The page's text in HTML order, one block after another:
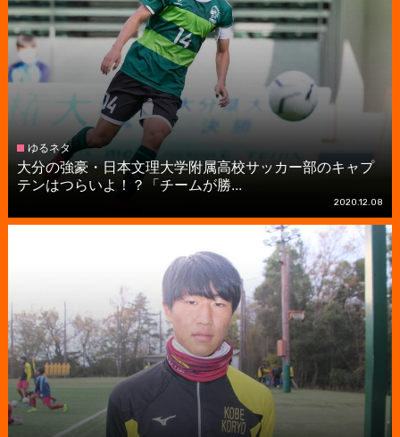
ゆるネタ
大分の強豪・日本文理大学附属高校サッカー部のキャプ
テンはつらいよ！？「チームが勝...
2020.12.08